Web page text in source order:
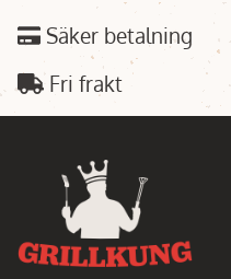
Säker betalning
Fri frakt